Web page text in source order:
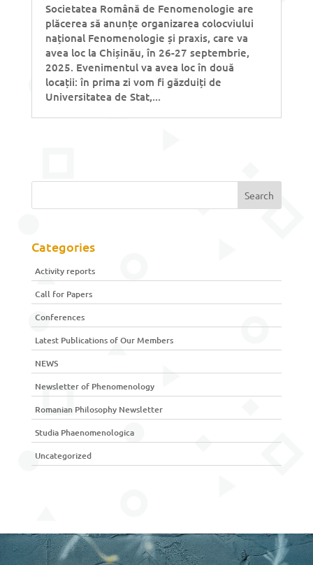
Societatea Română de Fenomenologie are
plăcerea să anunțe organizarea colocviului
național Fenomenologie și praxis, care va
avea loc la Chișinău, în 26-27 septembrie,
2025. Evenimentul va avea loc în două
locații: în prima zi vom fi găzduiți de
Universitatea de Stat,...
Categories
Activity reports
Call for Papers
Conferences
Latest Publications of Our Members
NEWS
Newsletter of Phenomenology
Romanian Philosophy Newsletter
Studia Phaenomenologica
Uncategorized